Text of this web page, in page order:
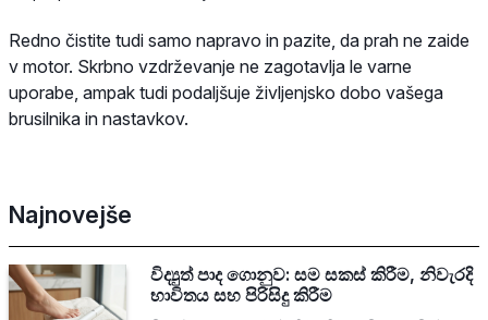
Redno čistite tudi samo napravo in pazite, da prah ne zaide
v motor. Skrbno vzdrževanje ne zagotavlja le varne
uporabe, ampak tudi podaljšuje življenjsko dobo vašega
brusilnika in nastavkov.
Najnovejše
විද්‍යුත් පාද ගොනුව: සම සකස් කිරීම, නිවැරදි
භාවිතය සහ පිරිසිදු කිරීම